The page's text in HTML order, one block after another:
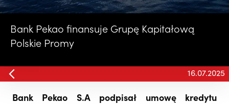
Bank Pekao finansuje Grupę Kapitałową
Polskie Promy
16.07.2025
Bank Pekao S.A podpisał umowę kredytu